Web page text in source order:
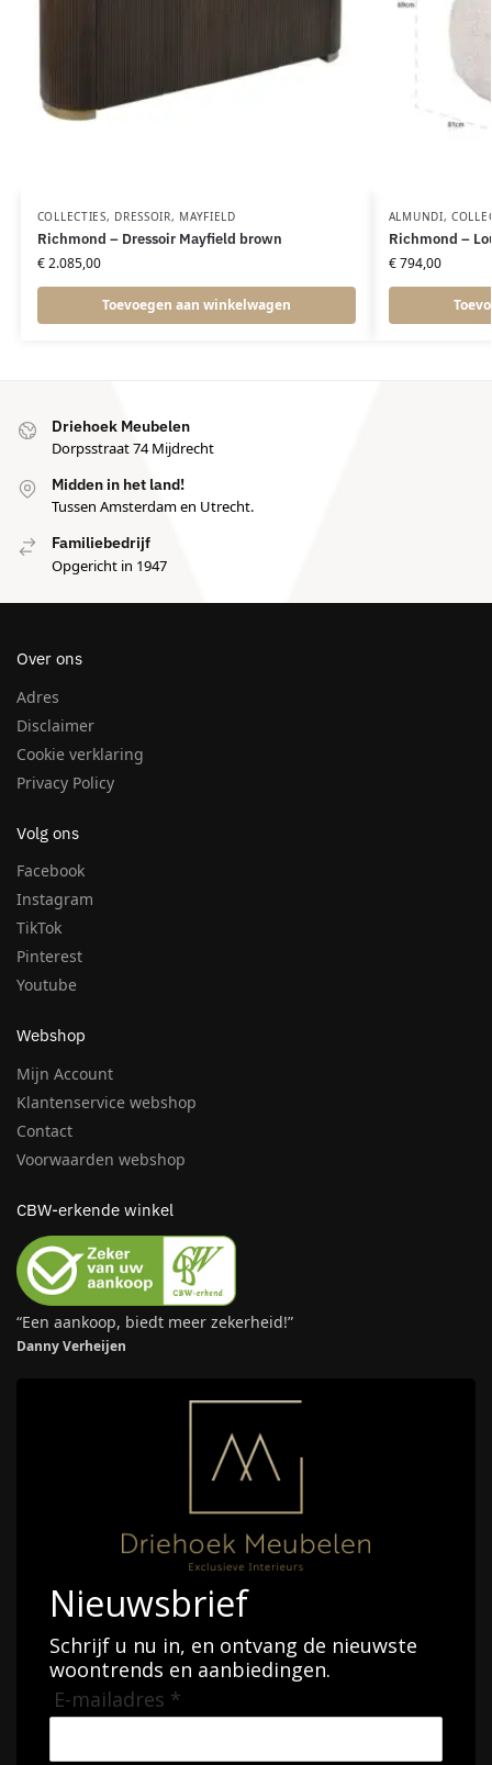
COLLECTIES, DRESSOIR, MAYFIELD
Richmond – Dressoir Mayfield brown
€2.085,00
Toevoegen aan winkelwagen
ALMUNDI,
Richmond –
€794,00
Driehoek Meubelen
Dorpsstraat 74 Mijdrecht
Midden in het land!
Tussen Amsterdam en Utrecht.
Familiebedrijf
Opgericht in 1947
Over ons
Adres
Disclaimer
Cookie verklaring
Privacy Policy
Volg ons
Facebook
Instagram
TikTok
Pinterest
Youtube
Webshop
Mijn Account
Klantenservice webshop
Contact
Voorwaarden webshop
CBW-erkende winkel
“Een aankoop, biedt meer zekerheid!”
Danny Verheijen
Nieuwsbrief
Schrijf u nu in, en ontvang de nieuwste
woontrends en aanbiedingen.
E-mailadres *